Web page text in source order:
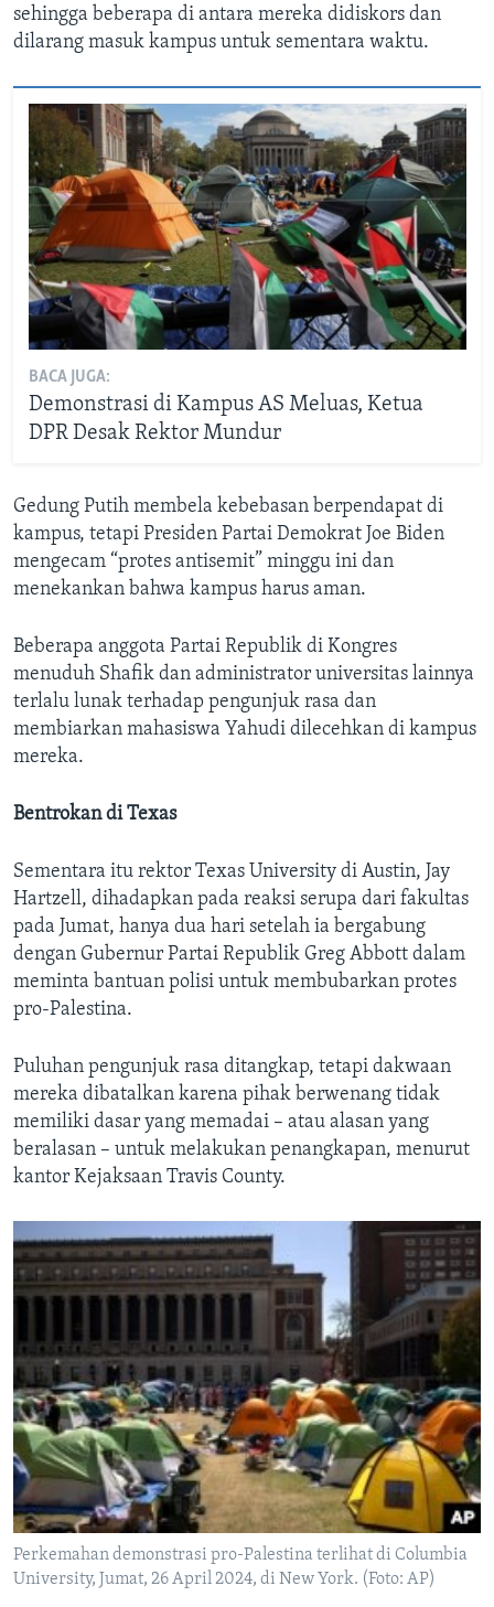
sehingga beberapa di antara mereka didiskors dan
dilarang masuk kampus untuk sementara waktu.
BACA JUGA:
Demonstrasi di Kampus AS Meluas, Ketua
DPR Desak Rektor Mundur
Gedung Putih membela kebebasan berpendapat di
kampus, tetapi Presiden Partai Demokrat Joe Biden
mengecam “protes antisemit” minggu ini dan
menekankan bahwa kampus harus aman.
Beberapa anggota Partai Republik di Kongres
menuduh Shafik dan administrator universitas lainnya
terlalu lunak terhadap pengunjuk rasa dan
membiarkan mahasiswa Yahudi dilecehkan di kampus
mereka.
Bentrokan di Texas
Sementara itu rektor Texas University di Austin, Jay
Hartzell, dihadapkan pada reaksi serupa dari fakultas
pada Jumat, hanya dua hari setelah ia bergabung
dengan Gubernur Partai Republik Greg Abbott dalam
meminta bantuan polisi untuk membubarkan protes
pro-Palestina.
Puluhan pengunjuk rasa ditangkap, tetapi dakwaan
mereka dibatalkan karena pihak berwenang tidak
memiliki dasar yang memadai – atau alasan yang
beralasan – untuk melakukan penangkapan, menurut
kantor Kejaksaan Travis County.
Perkemahan demonstrasi pro-Palestina terlihat di Columbia
University, Jumat, 26 April 2024, di New York. (Foto: AP)